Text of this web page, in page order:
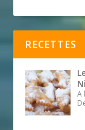
RECETTES
A